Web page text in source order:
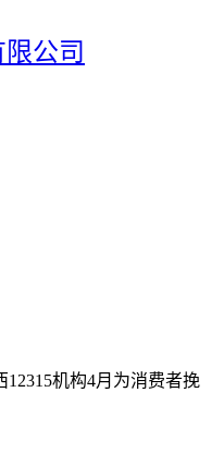
公司
12315机构4月为消费者挽